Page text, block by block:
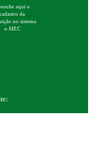
aqui o
cadastro da
no sistema
e-MEC